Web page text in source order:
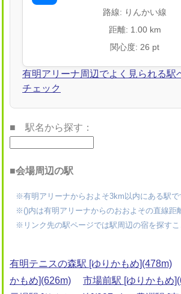
路線: りんかい線
距離: 1.00 km
関心度: 26 pt
有明アリーナ周辺でよく見られる駅
チェック
■ 駅名から探す：
■会場周辺の駅
※有明アリーナからおよそ3km以内にある駅で
※()内は有明アリーナからのおおよその直線距
※リンク先の駅ページでは駅周辺の宿を探すこ
有明テニスの森駅 [ゆりかもめ](478m)
かもめ](626m)
市場前駅 [ゆりかもめ